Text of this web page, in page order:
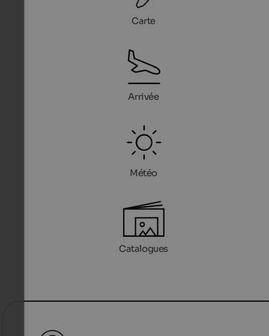
Carte
Arrivée
Météo
Catalogues